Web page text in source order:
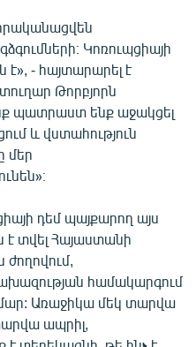
Կոռուպցիայի
է», - հայտարարել է
Թորբյորն
պատրաստ ենք աջակցել
և վստահություն
մեր
դեմ պայքարող այս
տվել Հայաստանի
ժողովում,
համակարգում
Առաջիկա մեկ տարվա
ապրիլ,